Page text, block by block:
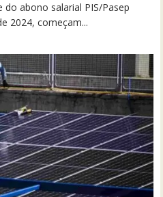
abono salarial PIS/Pasep
2024, começam...